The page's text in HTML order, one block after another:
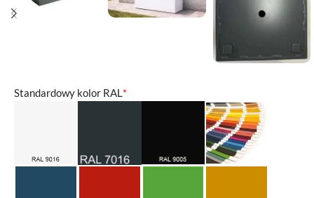
*
Standardowy kolor RAL